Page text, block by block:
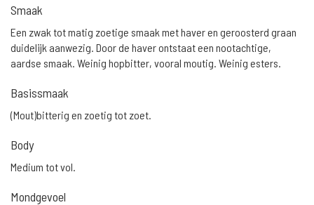
Smaak
Een zwak tot matig zoetige smaak met haver en geroosterd graan
duidelijk aanwezig. Door de haver ontstaat een nootachtige,
aardse smaak. Weinig hopbitter, vooral moutig. Weinig esters.
Basissmaak
(Mout)bitterig en zoetig tot zoet.
Body
Medium tot vol.
Mondgevoel